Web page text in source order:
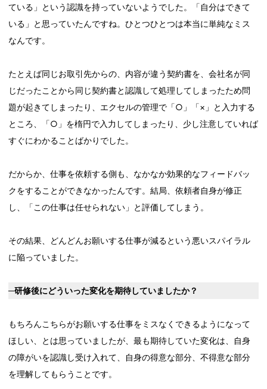
ている」という認識を持っていないようでした。「自分はできて
いる」と思っていたんですね。ひとつひとつは本当に単純なミス
なんです。
たとえば同じお取引先からの、内容が違う契約書を、会社名が同
じだったことから同じ契約書と認識して処理してしまったため問
題が起きてしまったり、エクセルの管理で「○」「×」と入力する
ところ、「○」を楕円で入力してしまったり、少し注意していれば
すぐにわかることばかりでした。
だからか、仕事を依頼する側も、なかなか効果的なフィードバッ
クをすることができなかったんです。結局、依頼者自身が修正
し、「この仕事は任せられない」と評価してしまう。
その結果、どんどんお願いする仕事が減るという悪いスパイラル
に陥っていました。
─研修後にどういった変化を期待していましたか？
もちろんこちらがお願いする仕事をミスなくできるようになって
ほしい、とは思っていましたが、最も期待していた変化は、自身
の障がいを認識し受け入れて、自身の得意な部分、不得意な部分
を理解してもらうことです。